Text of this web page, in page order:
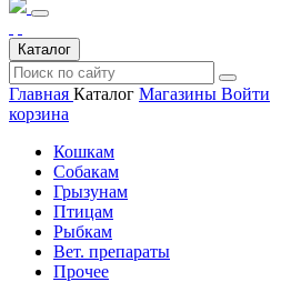
Каталог
Главная Каталог Магазины Войти
корзина
Кошкам
Собакам
Грызунам
Птицам
Рыбкам
Вет. препараты
Прочее